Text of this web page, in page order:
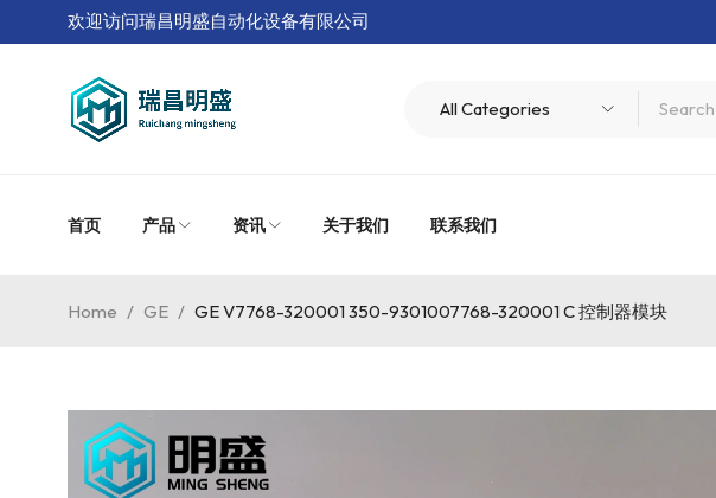
欢迎访问瑞昌明盛自动化设备有限公司
首页 产品 资讯 关于我们 联系我们
Home / GE / GE V7768-320001 350-9301007768-320001 C 控制器模块